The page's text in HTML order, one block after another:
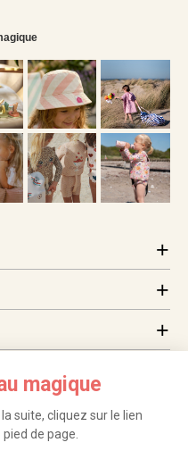
magique
suite, cliquez sur le lien
de page.